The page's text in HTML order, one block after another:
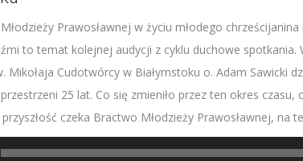
Prawosławnej w życiu młodego
to temat kolejnej audycji z cyklu duchowe
Mikołaja Cudotwórcy w Białymstoku o. Adam Sawicki
25 lat. Co się zmieniło przez ten okres
czeka Bractwo Młodzieży Prawosławnej, na